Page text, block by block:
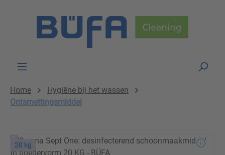
Home
Hygiëne bij het wassen
Ontsmettingsmiddel
20 kg